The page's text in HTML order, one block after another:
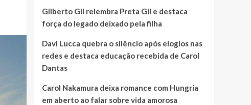
Gilberto Gil relembra Preta Gil e destaca
força do legado deixado pela filha
Davi Lucca quebra o silêncio após elogios nas
redes e destaca educação recebida de Carol
Dantas
Carol Nakamura deixa romance com Hungria
em aberto ao falar sobre vida amorosa